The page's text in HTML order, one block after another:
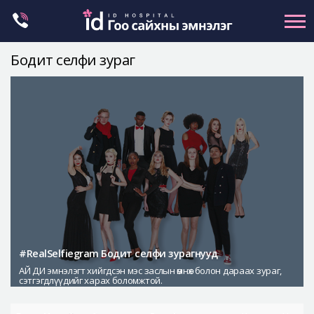
Ботокс , филлер
Галбиржуулах
Let Me In
Бодит селфи зураг
#RealSelfiegram Бодит селфи зурагнууд
АЙ ДИ эмнэлэгт хийгдсэн мэс заслын өмнөх болон дараах зураг,
сэтгэгдлүүдийг харах боломжтой.